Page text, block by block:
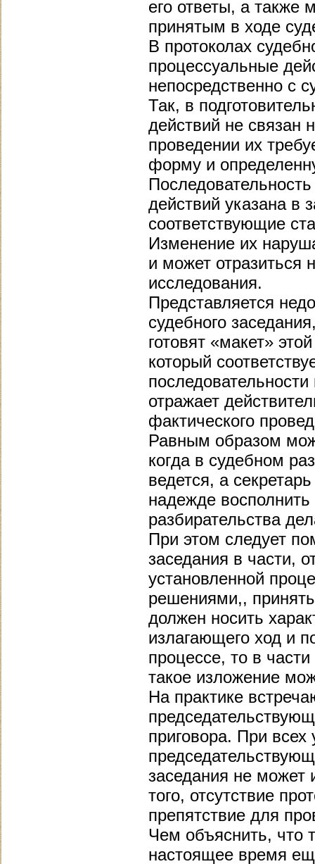
его ответы, а
принятым в ходе
В протоколах
процессуальные
непосредственно с
Так, в
действий не связан
проведении их
форму и
действий указана
соответствующие
Изменение их
и может отразиться
исследования.
Представляется
судебного
готовят «макет»
который
отражает
фактического
Равным образом
когда в судебном
ведется, а
надежде
разбирательства
При этом следует
заседания в части,
установленной
решениями,,
должен носить
излагающего ход и
процессе, то в
такое изложение
На практике
приговора. При всех
заседания не может
того, отсутствие
препятствие для
Чем объяснить, что
настоящее время